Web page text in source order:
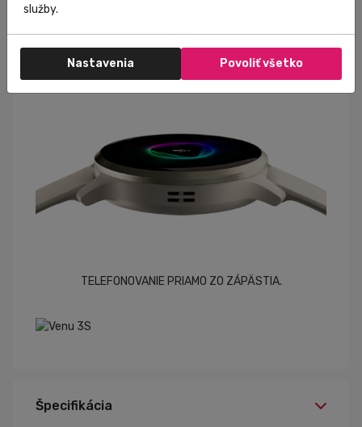
VIETE NIELEN TO, AKO DLHO SPÍTE. ZISTÍTE AJ KVALITU
ENERGIU VÁŠHO TELA.
TELEFONOVANIE PRIAMO ZO ZÁPÄSTIA.
Špecifikácia
služby.
Nastavenia Povoliť všetko